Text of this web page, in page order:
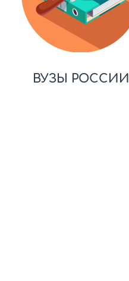
ВУЗЫ РОССИИ